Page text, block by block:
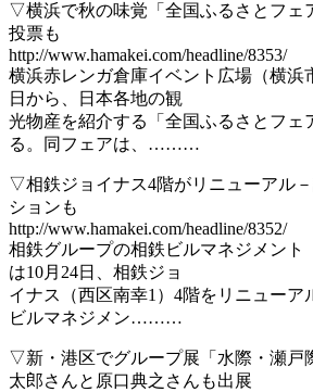
▽横浜で秋の味覚「全国ふるさとフェ
投票も
http://www.hamakei.com/headline/8353/
横浜赤レンガ倉庫イベント広場（横浜
日から、日本各地の観
光物産を紹介する「全国ふるさとフェ
る。同フェアは、………
▽相鉄ジョイナス4階がリニューアル
ションも
http://www.hamakei.com/headline/8352/
相鉄グループの相鉄ビルマネジメント
は10月24日、相鉄ジョ
イナス（西区南幸1）4階をリニューア
ビルマネジメン………
▽新・港区でグループ展「水際・瀬戸
太郎さんと原口典之さんも出展